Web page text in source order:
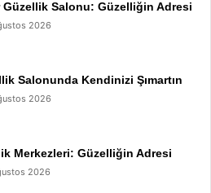
Salonu: Güzelliğin Adresi
2026
Salonunda Kendinizi Şımartın
2026
Merkezleri: Güzelliğin Adresi
2026